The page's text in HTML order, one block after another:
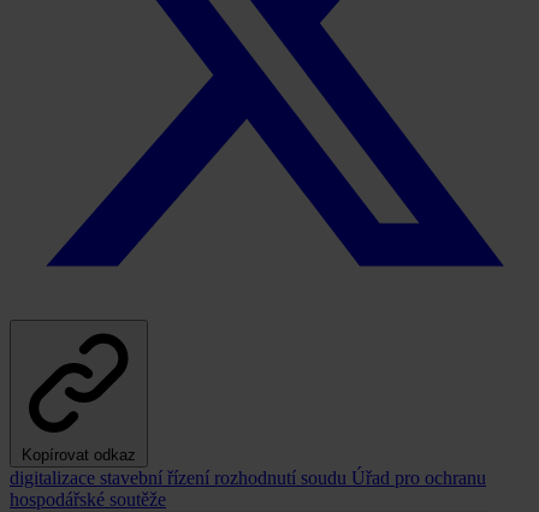
Kopírovat odkaz
digitalizace stavební řízení rozhodnutí soudu Úřad pro ochranu
hospodářské soutěže